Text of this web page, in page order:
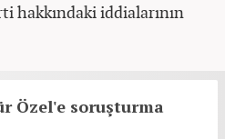
hakkındaki iddialarının
Özel'e soruşturma